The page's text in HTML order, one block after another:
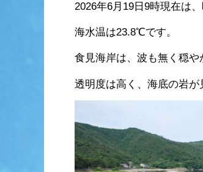
2026年6月19日9時現在は
海水温は23.8℃です。
食見海岸は、波も無く穏や
透明度は高く、海底の岩が